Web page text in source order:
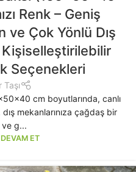
Renk – Geniş
ve Çok Yönlü Dış
Seçenekleri
Taşı
cm boyutlarında, canlı
mekanlarınıza çağdaş bir
g...
ET